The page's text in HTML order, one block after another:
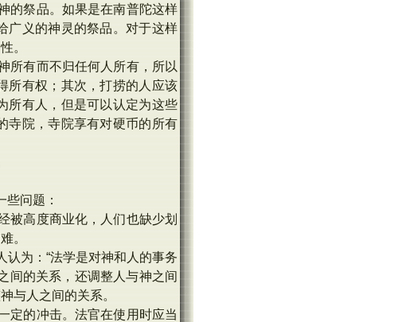
的祭品。如果是在南普陀这样
广义的神灵的祭品。对于这样
。
所有而不归任何人所有，所以
所有权；其次，打捞的人应该
所有人，但是可以认定为这些
寺院，寺院享有对硬币的所有
问题：
被高度商业化，人们也缺少划
。
为：“法学是对神和人的事务
间的关系，还调整人与神之间
与人之间的关系。
定的冲击。法官在使用时应当